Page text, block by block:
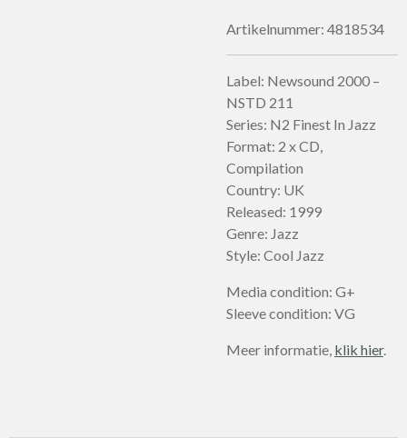
Artikelnummer: 4818534
Label: Newsound 2000 –
NSTD 211
Series: N2 Finest In Jazz
Format: 2 x CD,
Compilation
Country: UK
Released: 1999
Genre: Jazz
Style: Cool Jazz
Media condition: G+
Sleeve condition: VG
Meer informatie, klik hier.